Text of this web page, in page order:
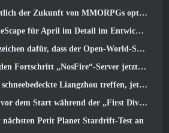
Zukunft von MMORPGs optimistisch sein??
für April im Detail im Entwicklervideo
der Open-World-Shooter StarCraft eine echte Sache sein könnte
„NosFire“-Server jetzt in NosTale verfügbar
treffen, jetzt mit der Veröffentlichung der Version verfügbar 1.5
dem Start während der „First Dive Show“
nächsten Petit Planet Stardrift-Test an